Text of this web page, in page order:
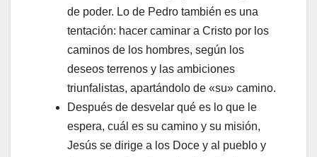
de poder. Lo de Pedro también es una
tentación: hacer caminar a Cristo por los
caminos de los hombres, según los
deseos terrenos y las ambiciones
triunfalistas, apartándolo de «su» camino.
Después de desvelar qué es lo que le
espera, cuál es su camino y su misión,
Jesús se dirige a los Doce y al pueblo y